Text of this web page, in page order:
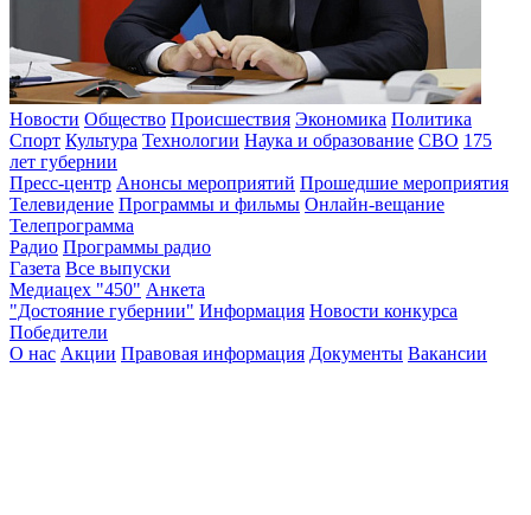
Новости Общество Происшествия Экономика Политика
Спорт Культура Технологии Наука и образование СВО 175
лет губернии
Пресс-центр Анонсы мероприятий Прошедшие мероприятия
Телевидение Программы и фильмы Онлайн-вещание
Телепрограмма
Радио Программы радио
Газета Все выпуски
Медиацех "450" Анкета
"Достояние губернии" Информация Новости конкурса
Победители
О нас Акции Правовая информация Документы Вакансии